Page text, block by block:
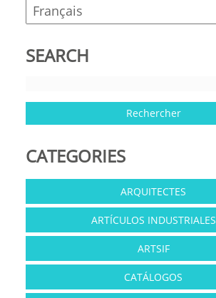
SEARCH
CATEGORIES
ARQUITECTES
ARTÍCULOS INDUSTRIALES
ARTSIF
CATÁLOGOS